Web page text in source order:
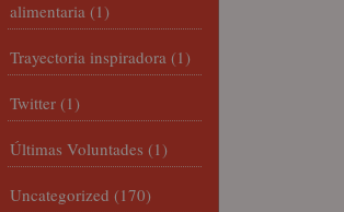
alimentaria (1)
Trayectoria inspiradora (1)
Twitter (1)
Últimas Voluntades (1)
Uncategorized (170)